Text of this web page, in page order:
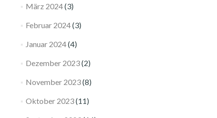
März 2024(3)
Februar 2024(3)
Januar 2024(4)
Dezember 2023(2)
November 2023(8)
Oktober 2023(11)